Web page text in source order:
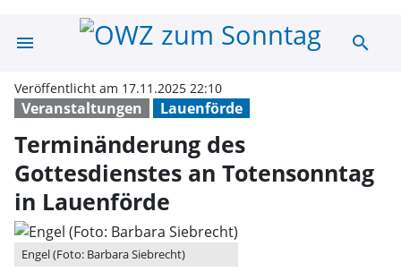
menu search
Veranstaltungen Lauenförde
Veröffentlicht am 17.11.2025 22:10
Terminänderung des
Gottesdienstes an Totensonntag
in Lauenförde
Engel (Foto: Barbara Siebrecht)